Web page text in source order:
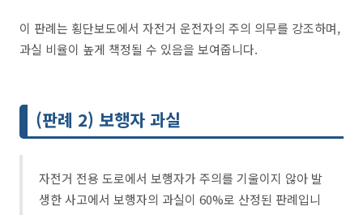
이 판례는 횡단보도에서 자전거 운전자의 주의 의무를 강조하며,
과실 비율이 높게 책정될 수 있음을 보여줍니다.
(판례 2) 보행자 과실
자전거 전용 도로에서 보행자가 주의를 기울이지 않아 발
생한 사고에서 보행자의 과실이 60%로 산정된 판례입니